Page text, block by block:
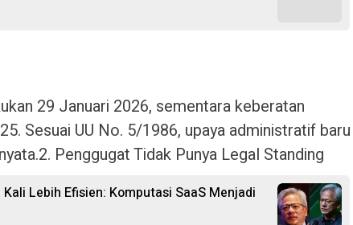
29 Januari 2026, sementara keberatan
Sesuai UU No. 5/1986, upaya administratif baru
Penggugat Tidak Punya Legal Standing
Lebih Efisien: Komputasi SaaS Menjadi